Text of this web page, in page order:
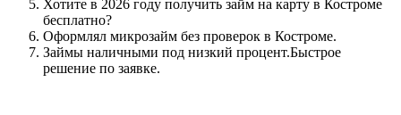
Хотите в 2026 году получить займ на карту в Костроме
бесплатно?
Оформлял микрозайм без проверок в Костроме.
Займы наличными под низкий процент.Быстрое
решение по заявке.